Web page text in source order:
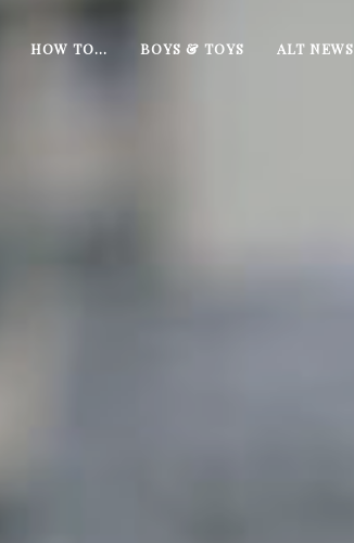
HOW TO… BOYS & TOYS ALT NEWS